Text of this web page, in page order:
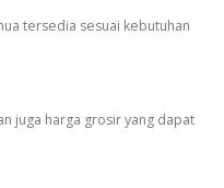
tersedia sesuai kebutuhan
juga harga grosir yang dapat